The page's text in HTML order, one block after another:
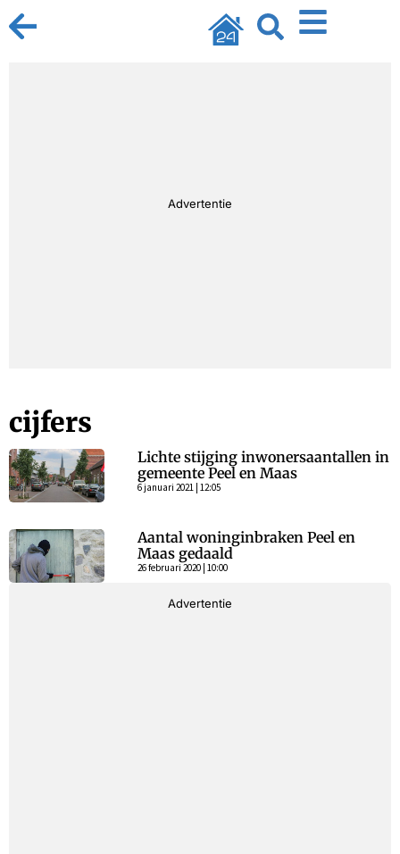
Advertentie
cijfers
Lichte stijging inwonersaantallen in
gemeente Peel en Maas
6 januari 2021 | 12:05
Aantal woninginbraken Peel en
Maas gedaald
26 februari 2020 | 10:00
Advertentie